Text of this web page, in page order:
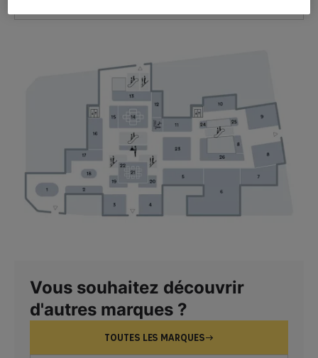
Vous souhaitez découvrir
d'autres marques ?
TOUTES LES MARQUES